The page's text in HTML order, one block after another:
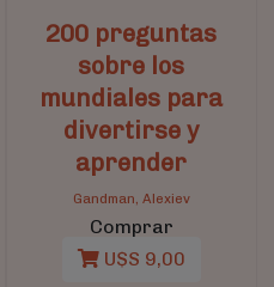
200 preguntas
sobre los
mundiales para
divertirse y
aprender
Gandman, Alexiev
Comprar
U$S 9,00